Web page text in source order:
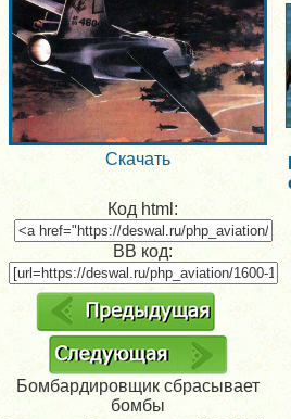
Скачать
Код html:
BB код:
Бомбардировщик сбрасывает
бомбы